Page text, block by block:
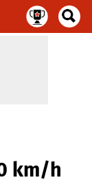
km/h